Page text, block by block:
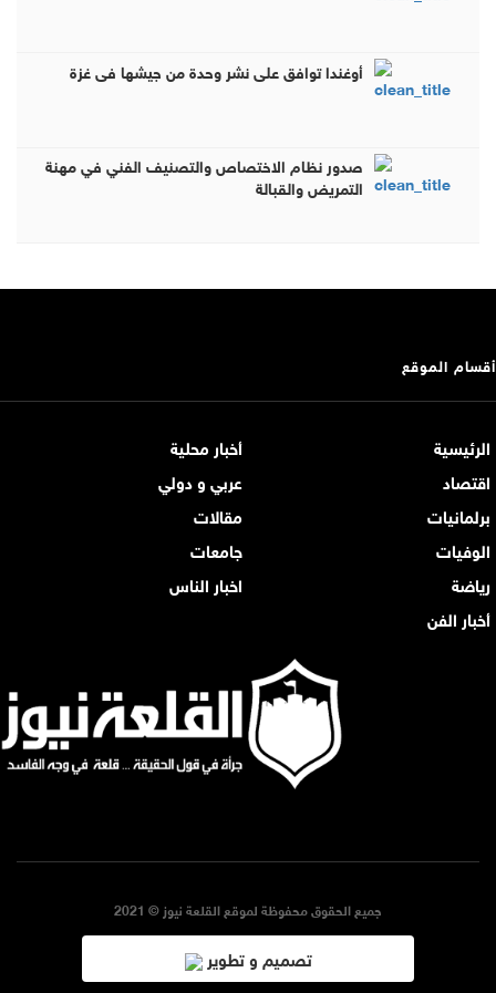
أوغندا توافق على نشر وحدة من جيشها في غزة
صدور نظام الاختصاص والتصنيف الفني في مهنة
التمريض والقبالة
أقسام الموقع
الرئيسية
أخبار محلية
اقتصاد
عربي و دولي
برلمانيات
مقالات
الوفيات
جامعات
رياضة
اخبار الناس
أخبار الفن
جميع الحقوق محفوظة لموقع القلعة نيوز © 2021
تصميم و تطوير